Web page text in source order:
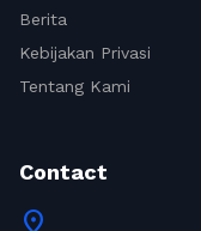
Berita
Kebijakan Privasi
Tentang Kami
Contact
location_on